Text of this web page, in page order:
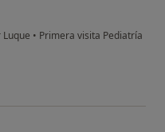
• Primera visita Pediatría